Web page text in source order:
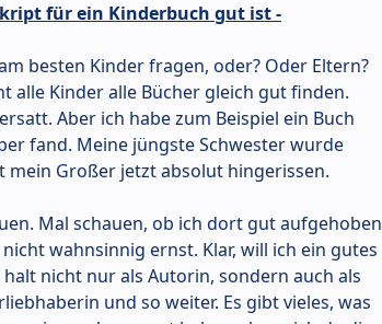
für ein Kinderbuch gut ist -
besten Kinder fragen, oder? Oder Eltern?
alle Kinder alle Bücher gleich gut finden.
Aber ich habe zum Beispiel ein Buch
fand. Meine jüngste Schwester wurde
Großer jetzt absolut hingerissen.
Mal schauen, ob ich dort gut aufgehoben
wahnsinnig ernst. Klar, will ich ein gutes
nicht nur als Autorin, sondern auch als
und so weiter. Es gibt vieles, was